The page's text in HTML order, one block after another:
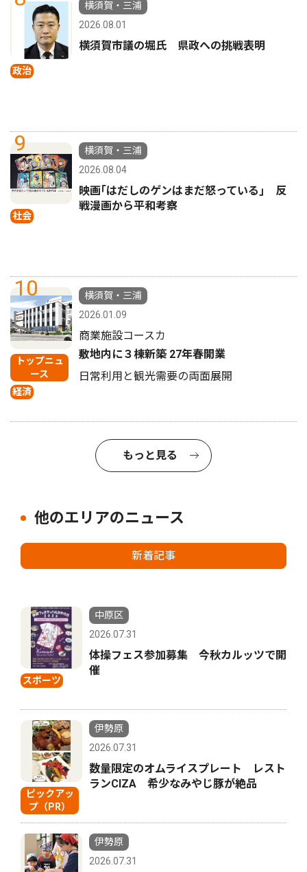
政治
横須賀・三浦
2026.08.01
横須賀市議の堀氏 県政への挑戦表明
9
社会
横須賀・三浦
2026.08.04
映画｢はだしのゲンはまだ怒っている｣ 反
戦漫画から平和考察
10
トップニュ
ース
経済
横須賀・三浦
2026.01.09
商業施設コースカ
敷地内に３棟新築 27年春開業
日常利用と観光需要の両面展開
もっと見る
他のエリアのニュース
新着記事
スポーツ
中原区
2026.07.31
体操フェス参加募集 今秋カルッツで開
催
ピックアッ
プ（PR）
伊勢原
2026.07.31
数量限定のオムライスプレート レスト
ランCIZA 希少なみやじ豚が絶品
伊勢原
2026.07.31